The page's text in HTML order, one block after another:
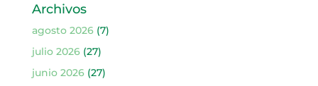
Archivos
agosto 2026(7)
julio 2026(27)
junio 2026(27)